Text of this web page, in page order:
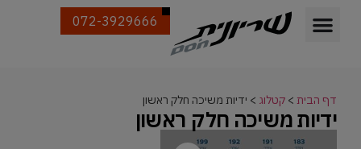
072-3929666
דף הבית > קטלוג > ידיות משיכה חלק ראשון
ידיות משיכה חלק ראשון